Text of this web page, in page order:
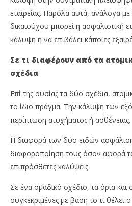
εταιρείας. Παρόλα αυτά, ανάλογα
δικαιούχου μπορεί η ασφαλιστική
κάλυψη ή να επιβάλει κάποιες
Σε τι διαφέρουν από τα
σχέδια
Επί της ουσίας τα δύο σχέδια,
το ίδιο πράγμα. Την κάλυψη των
περίπτωση ατυχήματος ή ασθένειας.
Η διαφορά των δύο ειδών
διαφοροποίηση τους όσον αφορά
επιπρόσθετες καλύψεις.
Σε ένα ομαδικό σχέδιο, τα όρια και
συγκεκριμένες με βάση το τι